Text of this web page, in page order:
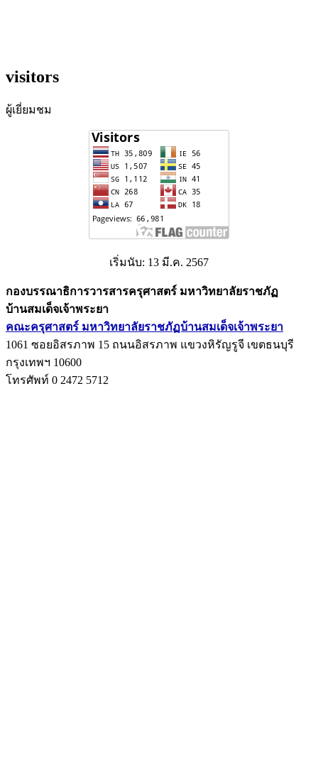
visitors
ผู้เยี่ยมชม
เริ่มนับ: 13 มี.ค. 2567
กองบรรณาธิการวารสารครุศาสตร์ มหาวิทยาลัยราชภัฏ
บ้านสมเด็จเจ้าพระยา
คณะครุศาสตร์ มหาวิทยาลัยราชภัฏบ้านสมเด็จเจ้าพระยา
1061 ซอยอิสรภาพ 15 ถนนอิสรภาพ แขวงหิรัญรูจี เขตธนบุรี
กรุงเทพฯ 10600
โทรศัพท์ 0 2472 5712